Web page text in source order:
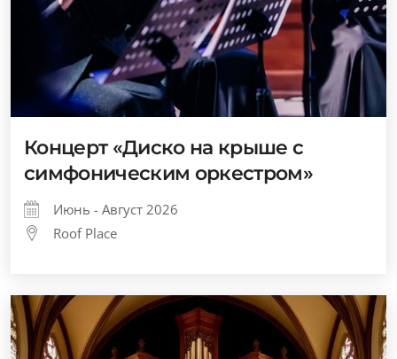
Концерт «Диско на крыше с
симфоническим оркестром»
Июнь - Август 2026
Roof Place